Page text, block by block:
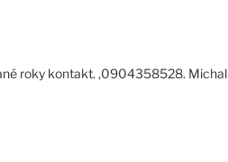
roky kontakt. ,0904358528. Michal